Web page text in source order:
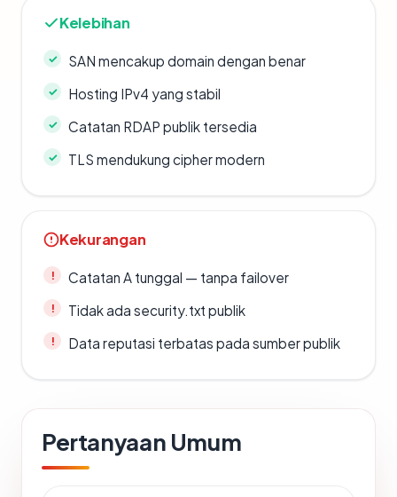
Kelebihan
SAN mencakup domain dengan benar
Hosting IPv4 yang stabil
Catatan RDAP publik tersedia
TLS mendukung cipher modern
Kekurangan
Catatan A tunggal — tanpa failover
Tidak ada security.txt publik
Data reputasi terbatas pada sumber publik
Pertanyaan Umum